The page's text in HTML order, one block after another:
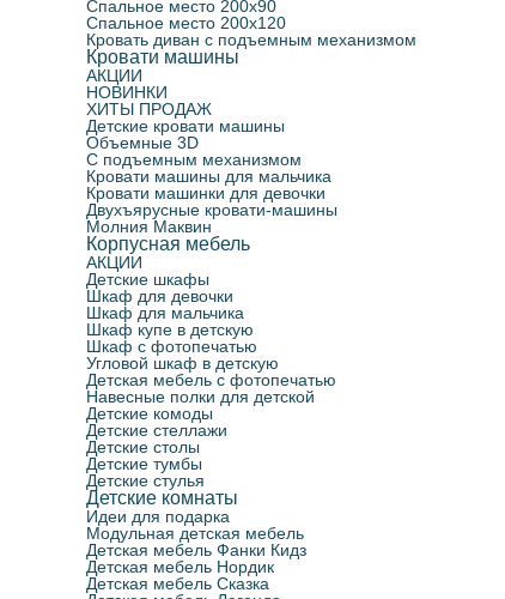
Спальное место 200х90
Спальное место 200х120
Кровать диван с подъемным механизмом
Кровати машины
АКЦИИ
НОВИНКИ
ХИТЫ ПРОДАЖ
Детские кровати машины
Объемные 3D
С подъемным механизмом
Кровати машины для мальчика
Кровати машинки для девочки
Двухъярусные кровати-машины
Молния Маквин
Корпусная мебель
АКЦИИ
Детские шкафы
Шкаф для девочки
Шкаф для мальчика
Шкаф купе в детскую
Шкаф с фотопечатью
Угловой шкаф в детскую
Детская мебель с фотопечатью
Навесные полки для детской
Детские комоды
Детские стеллажи
Детские столы
Детские тумбы
Детские стулья
Детские комнаты
Идеи для подарка
Модульная детская мебель
Детская мебель Фанки Кидз
Детская мебель Нордик
Детская мебель Сказка